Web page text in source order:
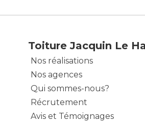
Toiture Jacquin Le
Nos réalisations
Nos agences
Qui sommes-nous?
Récrutement
Avis et Témoignages